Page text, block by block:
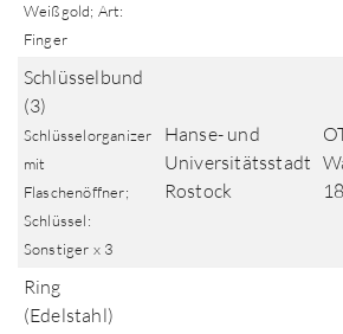
Weißgold; Art:
Finger
Schlüsselbund
(3)
Schlüsselorganizer
mit
Flaschenöffner;
Schlüssel:
Sonstiger x 3
Hanse- und
Universitätsstadt
Rostock
Ring
(Edelstahl)